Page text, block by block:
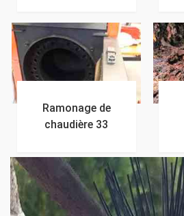
Ramonage de
chaudière 33